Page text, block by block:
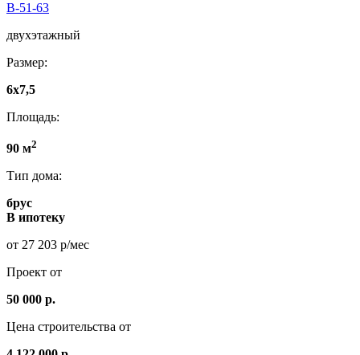
B-51-63
двухэтажный
Размер:
6х7,5
Площадь:
90 м2
Тип дома:
брус
В ипотеку
от 27 203 р/мес
Проект от
50 000 р.
Цена строительства от